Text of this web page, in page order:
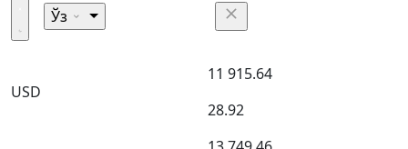
Ўз
USD
11 915.64
28.92